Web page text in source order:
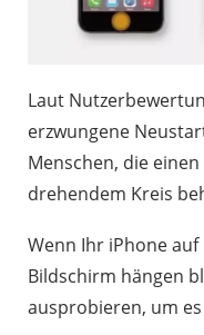
Laut
erzwungene
Menschen, die
drehendem Kreis
Wenn Ihr iPhone
Bildschirm hängen
ausprobieren, um